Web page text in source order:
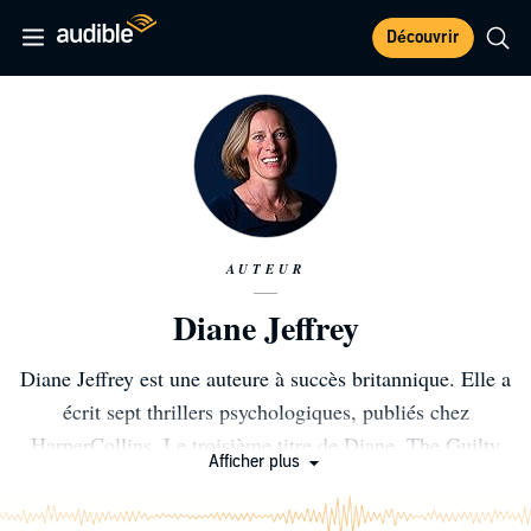
Découvrir
AUTEUR
Diane Jeffrey
Diane Jeffrey est une auteure à succès britannique. Elle a
écrit sept thrillers psychologiques, publiés chez
HarperCollins. Le troisième titre de Diane, The Guilty
Mother, a figuré sur la liste des best-sellers du journal
USA Today et est resté pendant plusieurs semaines dans
Afficher plus